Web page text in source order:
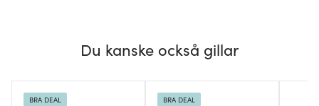
Du kanske också gillar
BRA DEAL BRA DEAL